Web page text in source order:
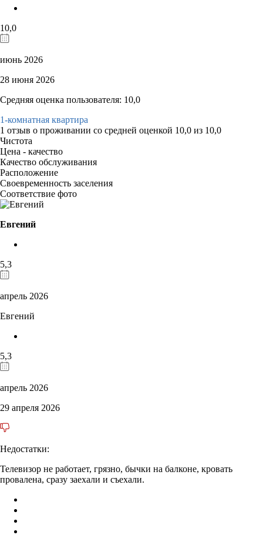
10,0
июнь 2026
28 июня 2026
Средняя оценка пользователя: 10,0
1-комнатная квартира
1 отзыв о проживании со средней оценкой 10,0 из 10,0
Чистота
Цена - качество
Качество обслуживания
Расположение
Своевременность заселения
Соответствие фото
Евгений
5,3
апрель 2026
Евгений
5,3
апрель 2026
29 апреля 2026
Недостатки:
Телевизор не работает, грязно, бычки на балконе, кровать
провалена, сразу заехали и съехали.